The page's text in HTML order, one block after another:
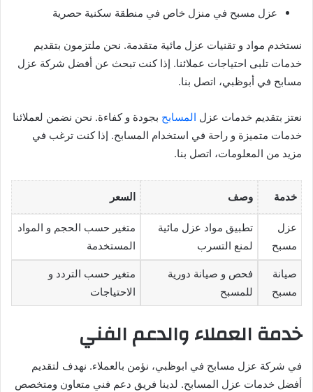
عزل مسبح في منزل خاص في منطقة سكنية حصرية
نستخدم مواد و تقنيات عزل مائية متقدمة. نحن ملتزمون بتقديم
خدمات تلبى احتياجات عملائنا. إذا كنت تبحث عن أفضل شركة عزل
مسابح في أبوظبي، اتصل بنا.
نعتز بتقديم خدمات عزل المسابح بجودة و كفاءة. نحن نضمن لعملائنا
خدمات متميزة و راحة في استخدام المسابح. إذا كنت ترغب في
مزيد من المعلومات، اتصل بنا.
خدمة وصف السعر
عزل
مسبح
تطبيق مواد عزل مائية
لمنع التسرب
متغير حسب الحجم و المواد
المستخدمة
صيانة
مسبح
فحص و صيانة دورية
للمسبح
متغير حسب التردد و
الاحتياجات
خدمة العملاء والدعم الفني
في شركة عزل مسابح في ابوظبي، نؤمن بالعملاء. نهدف لتقديم
أفضل خدمات عزل المسابح. لدينا فريق دعم فني متعاون ومتخصص